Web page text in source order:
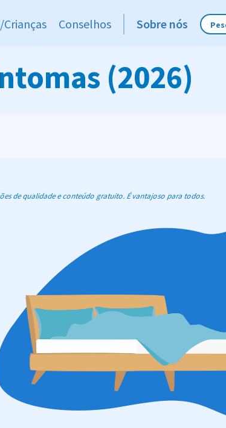
Crianças Conselhos Sobre nós
(2026)
de qualidade e conteúdo gratuito. É vantajoso para todos.